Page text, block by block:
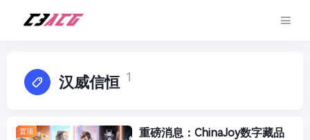
汉威信恒 1
置顶
重磅消息：ChinaJoy数字藏品